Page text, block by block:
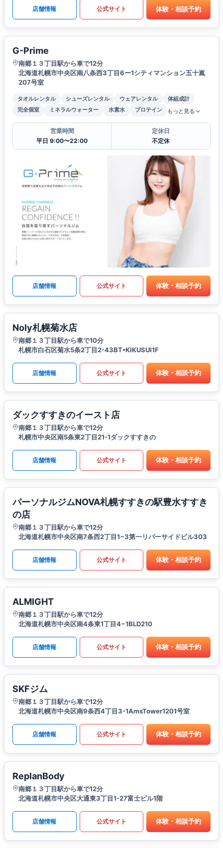
店舗情報 公式サイト 体験・相談予約
G-Prime
南郷１３丁目駅から車で12分
北海道札幌市中央区南八条西3丁目6ー1シティマンション五十嵐
207号室
タオルレンタル シューズレンタル ウェアレンタル
体組成計
完全個室
ミネラルウォーター 水素水 プロテイン もっと見る
営業時間
平日 9:00〜22:00
定休日
不定休
店舗情報 公式サイト 体験・相談予約
Noly札幌菊水店
南郷１３丁目駅から車で10分
札幌市白石区菊水5条2丁目2-43BT•KIKUSUI1F
店舗情報 公式サイト 体験・相談予約
ダックすすきのイースト店
南郷１３丁目駅から車で12分
札幌市中央区南5条東2丁目21-1ダックすすきの
店舗情報 公式サイト 体験・相談予約
パーソナルジムNOVA札幌すすきの駅豊水すすき
の店
南郷１３丁目駅から車で12分
北海道札幌市中央区南7条西2丁目1−3第一リバーサイドビル303
店舗情報 公式サイト 体験・相談予約
ALMIGHT
南郷１３丁目駅から車で12分
北海道札幌市中央区南4条東1丁目4−1BLD210
店舗情報 公式サイト 体験・相談予約
SKFジム
南郷１３丁目駅から車で12分
北海道札幌市中央区南9条西4丁目3-1AmsTower1201号室
店舗情報 公式サイト 体験・相談予約
ReplanBody
南郷１３丁目駅から車で12分
北海道札幌市中央区大通東3丁目1-27富士ビル1階
店舗情報 公式サイト 体験・相談予約